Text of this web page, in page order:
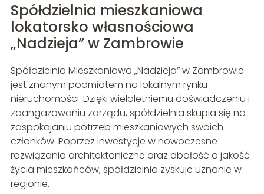
Spółdzielnia mieszkaniowa
lokatorsko własnościowa
„Nadzieja” w Zambrowie
Spółdzielnia Mieszkaniowa „Nadzieja” w Zambrowie
jest znanym podmiotem na lokalnym rynku
nieruchomości. Dzięki wieloletniemu doświadczeniu i
zaangażowaniu zarządu, spółdzielnia skupia się na
zaspokajaniu potrzeb mieszkaniowych swoich
członków. Poprzez inwestycje w nowoczesne
rozwiązania architektoniczne oraz dbałość o jakość
życia mieszkańców, spółdzielnia zyskuje uznanie w
regionie.